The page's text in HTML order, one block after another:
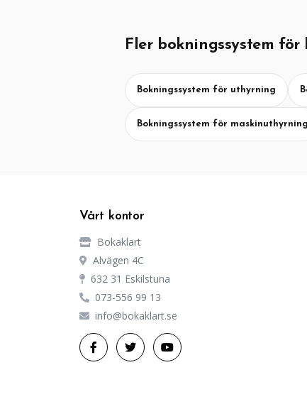
Fler bokningssystem för
Bokningssystem för uthyrning
Bokningssystem för maskinuthyrning
Vårt kontor
Bokaklart
Alvägen 4C
632 31 Eskilstuna
073-556 99 13
info@bokaklart.se